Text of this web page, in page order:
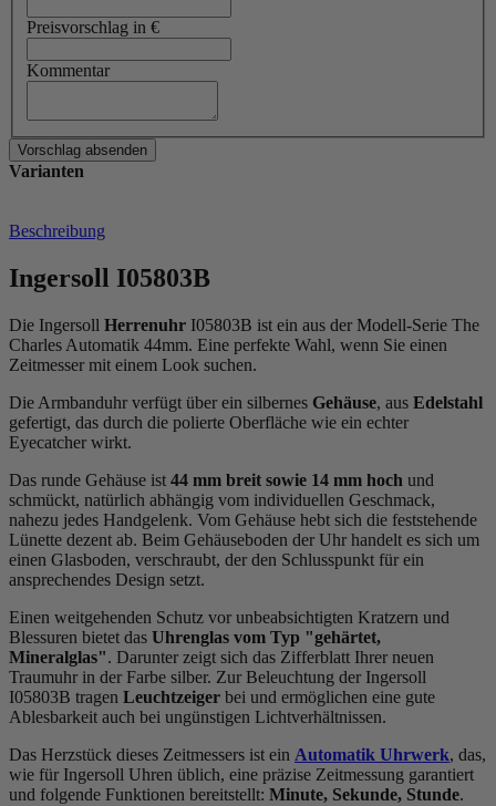
Preisvorschlag in €
Kommentar
Varianten
Beschreibung
Ingersoll I05803B
Die Ingersoll Herrenuhr I05803B ist ein aus der Modell-Serie The
Charles Automatik 44mm. Eine perfekte Wahl, wenn Sie einen
Zeitmesser mit einem Look suchen.
Die Armbanduhr verfügt über ein silbernes Gehäuse, aus Edelstahl
gefertigt, das durch die polierte Oberfläche wie ein echter
Eyecatcher wirkt.
Das runde Gehäuse ist 44 mm breit sowie 14 mm hoch und
schmückt, natürlich abhängig vom individuellen Geschmack,
nahezu jedes Handgelenk. Vom Gehäuse hebt sich die feststehende
Lünette dezent ab. Beim Gehäuseboden der Uhr handelt es sich um
einen Glasboden, verschraubt, der den Schlusspunkt für ein
ansprechendes Design setzt.
Einen weitgehenden Schutz vor unbeabsichtigten Kratzern und
Blessuren bietet das Uhrenglas vom Typ "gehärtet,
Mineralglas". Darunter zeigt sich das Zifferblatt Ihrer neuen
Traumuhr in der Farbe silber. Zur Beleuchtung der Ingersoll
I05803B tragen Leuchtzeiger bei und ermöglichen eine gute
Ablesbarkeit auch bei ungünstigen Lichtverhältnissen.
Das Herzstück dieses Zeitmessers ist ein Automatik Uhrwerk, das,
wie für Ingersoll Uhren üblich, eine präzise Zeitmessung garantiert
und folgende Funktionen bereitstellt: Minute, Sekunde, Stunde.